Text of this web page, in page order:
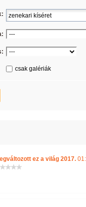
csak galériák
ez a világ 2017.